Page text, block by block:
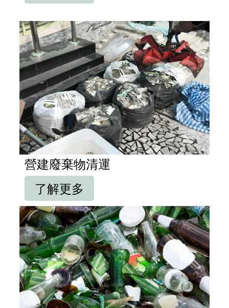
營建廢棄物清運
了解更多